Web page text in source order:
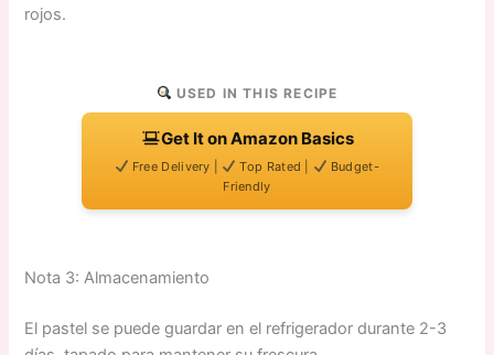
rojos.
USED IN THIS RECIPE
Get It on Amazon Basics
Free Delivery | Top Rated |
Budget-
Friendly
Nota 3: Almacenamiento
El pastel se puede guardar en el refrigerador durante 2-3